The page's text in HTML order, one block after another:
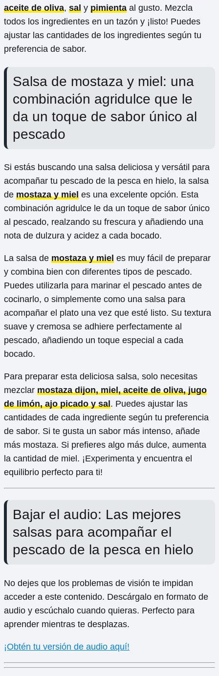
aceite de oliva, sal y pimienta al gusto. Mezcla
todos los ingredientes en un tazón y ¡listo! Puedes
ajustar las cantidades de los ingredientes según tu
preferencia de sabor.
Salsa de mostaza y miel: una
combinación agridulce que le
da un toque de sabor único al
pescado
Si estás buscando una salsa deliciosa y versátil para
acompañar tu pescado de la pesca en hielo, la salsa
de mostaza y miel es una excelente opción. Esta
combinación agridulce le da un toque de sabor único
al pescado, realzando su frescura y añadiendo una
nota de dulzura y acidez a cada bocado.
La salsa de mostaza y miel es muy fácil de preparar
y combina bien con diferentes tipos de pescado.
Puedes utilizarla para marinar el pescado antes de
cocinarlo, o simplemente como una salsa para
acompañar el plato una vez que esté listo. Su textura
suave y cremosa se adhiere perfectamente al
pescado, añadiendo un toque especial a cada
bocado.
Para preparar esta deliciosa salsa, solo necesitas
mezclar mostaza dijon, miel, aceite de oliva, jugo
de limón, ajo picado y sal. Puedes ajustar las
cantidades de cada ingrediente según tu preferencia
de sabor. Si te gusta un sabor más intenso, añade
más mostaza. Si prefieres algo más dulce, aumenta
la cantidad de miel. ¡Experimenta y encuentra el
equilibrio perfecto para ti!
Bajar el audio: Las mejores
salsas para acompañar el
pescado de la pesca en hielo
No dejes que los problemas de visión te impidan
acceder a este contenido. Descárgalo en formato de
audio y escúchalo cuando quieras. Perfecto para
aprender mientras te desplazas.
¡Obtén tu versión de audio aquí!